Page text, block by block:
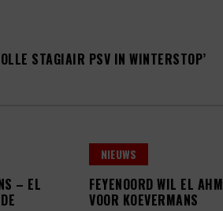
STAGIAIR PSV IN WINTERSTOP’
– EL
NIEUWS
FEYENOORD WIL EL
VOOR KOEVERMANS